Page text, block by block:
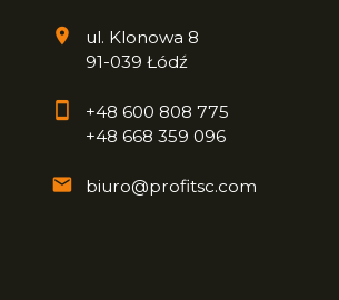
ul. Klonowa 8
91-039 Łódź
+48 600 808 775
+48 668 359 096
biuro@profitsc.com